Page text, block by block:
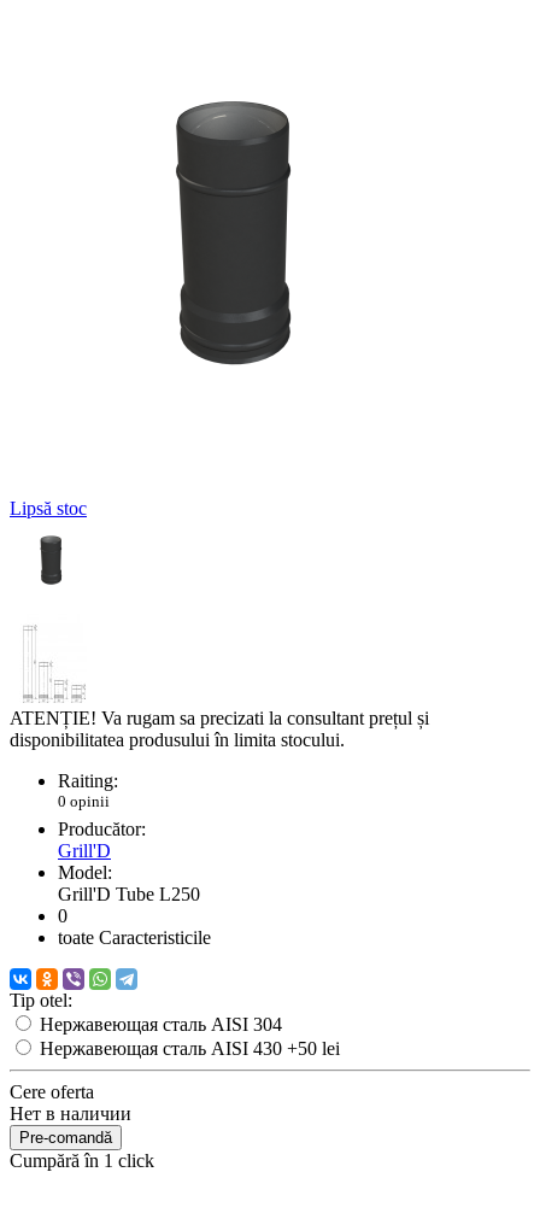
Lipsă stoc
ATENȚIE! Va rugam sa precizati la consultant prețul și
disponibilitatea produsului în limita stocului.
Raiting:
0 opinii
Producător:
Grill'D
Model:
Grill'D Tube L250
0
toate Caracteristicile
Tip otel:
Нержавеющая сталь AISI 304
Нержавеющая сталь AISI 430 +50 lei
Cere oferta
Нет в наличии
Pre-comandă
Cumpără în 1 click